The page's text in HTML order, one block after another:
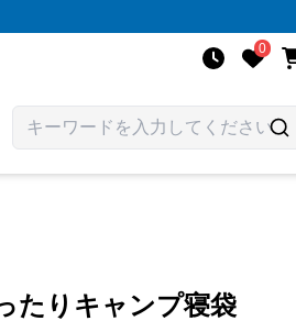
0
たりキャンプ寝袋